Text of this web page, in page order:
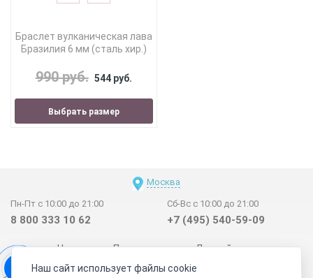
Браслет вулканическая лава
Бразилия 6 мм (сталь хир.)
990 руб. 544 руб.
Выбрать размер
Москва
Пн-Пт с 10:00 до 21:00
8 800 333 10 62
Сб-Вс с 10:00 до 21:00
+7 (495) 540-59-09
Новинки Поставщикам
Личный счет
Договор-оферта
О нас Наши магазины
Наш сайт использует файлы cookie